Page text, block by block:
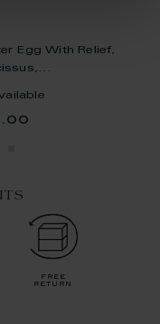
Egg With Relief,
free
return